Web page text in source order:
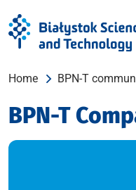
Home BPN-T
BPN-T